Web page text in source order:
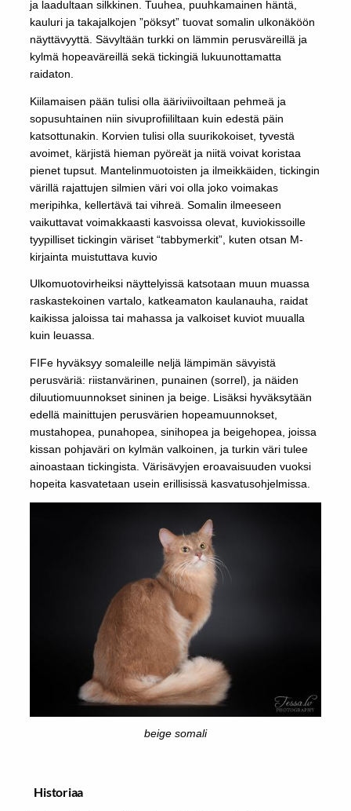
ja laadultaan silkkinen. Tuuhea, puuhkamainen häntä,
kauluri ja takajalkojen ”pöksyt” tuovat somalin ulkonäköön
näyttävyyttä. Sävyltään turkki on lämmin perusväreillä ja
kylmä hopeaväreillä sekä tickingiä lukuunottamatta
raidaton.
Kiilamaisen pään tulisi olla ääriviivoiltaan pehmeä ja
sopusuhtainen niin sivuprofiililtaan kuin edestä päin
katsottunakin. Korvien tulisi olla suurikokoiset, tyvestä
avoimet, kärjistä hieman pyöreät ja niitä voivat koristaa
pienet tupsut. Mantelinmuotoisten ja ilmeikkäiden, tickingin
värillä rajattujen silmien väri voi olla joko voimakas
meripihka, kellertävä tai vihreä. Somalin ilmeeseen
vaikuttavat voimakkaasti kasvoissa olevat, kuviokissoille
tyypilliset tickingin väriset “tabbymerkit”, kuten otsan M-
kirjainta muistuttava kuvio
Ulkomuotovirheiksi näyttelyissä katsotaan muun muassa
raskastekoinen vartalo, katkeamaton kaulanauha, raidat
kaikissa jaloissa tai mahassa ja valkoiset kuviot muualla
kuin leuassa.
FIFe hyväksyy somaleille neljä lämpimän sävyistä
perusväriä: riistanvärinen, punainen (sorrel), ja näiden
diluutiomuunnokset sininen ja beige. Lisäksi hyväksytään
edellä mainittujen perusvärien hopeamuunnokset,
mustahopea, punahopea, sinihopea ja beigehopea, joissa
kissan pohjaväri on kylmän valkoinen, ja turkin väri tulee
ainoastaan tickingista. Värisävyjen eroavaisuuden vuoksi
hopeita kasvatetaan usein erillisissä kasvatusohjelmissa.
beige somali
Historiaa